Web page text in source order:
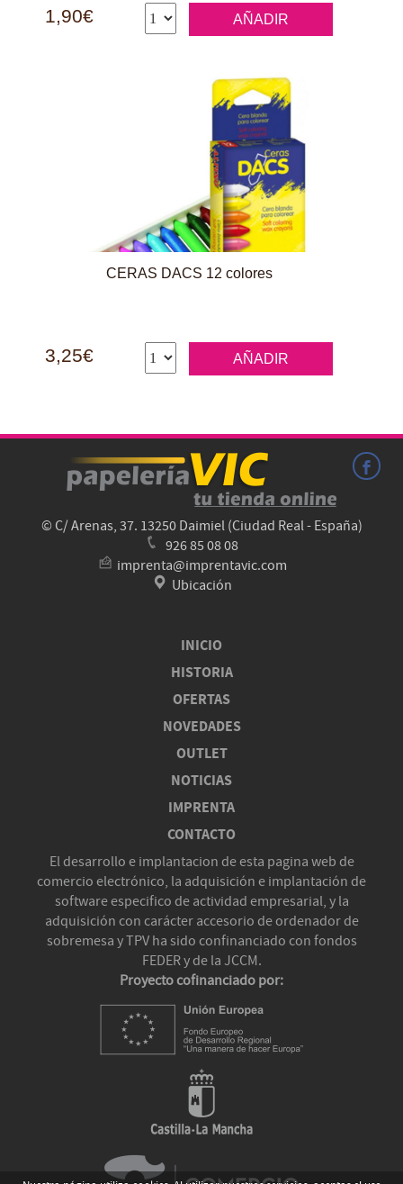
1,90€ AÑADIR
CERAS DACS 12 colores
3,25€ AÑADIR
© C/ Arenas, 37. 13250 Daimiel (Ciudad Real - España)
926 85 08 08
imprenta@imprentavic.com
Ubicación
INICIO
HISTORIA
OFERTAS
NOVEDADES
OUTLET
NOTICIAS
IMPRENTA
CONTACTO
El desarrollo e implantacion de esta pagina web de
comercio electrónico, la adquisición e implantación de
software especifico de actividad empresarial, y la
adquisición con carácter accesorio de ordenador de
sobremesa y TPV ha sido confinanciado con fondos
FEDER y de la JCCM.
Proyecto cofinanciado por: